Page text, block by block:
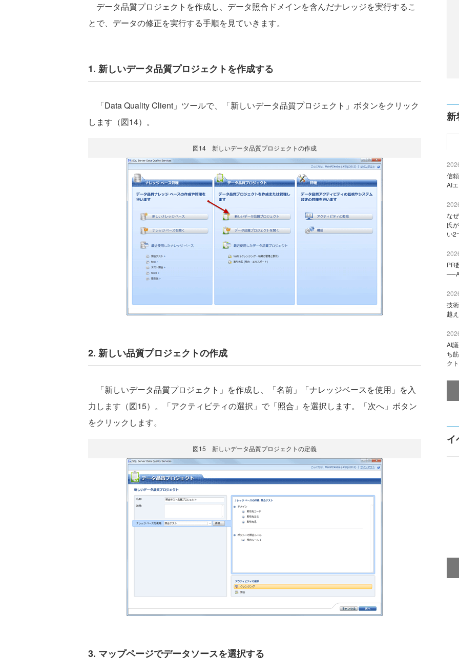
データ品質プロジェクトを作成し、データ照合ドメインを含んだナレッジを実行するこ
とで、データの修正を実行する手順を見ていきます。
1. 新しいデータ品質プロジェクトを作成する
「Data Quality Client」ツールで、「新しいデータ品質プロジェクト」ボタンをクリック
します（図14）。
図14 新しいデータ品質プロジェクトの作成
2. 新しい品質プロジェクトの作成
「新しいデータ品質プロジェクト」を作成し、「名前」「ナレッジベースを使用」を入
力します（図15）。「アクティビティの選択」で「照合」を選択します。「次へ」ボタン
をクリックします。
図15 新しいデータ品質プロジェクトの定義
3. マップページでデータソースを選択する
新
信
AI
な
氏
い2
PR
技
越
AI
ち
ク
イ